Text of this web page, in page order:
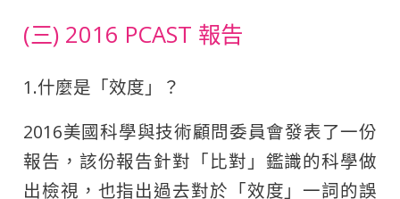
(三) 2016 PCAST 報告
1.什麼是「效度」？
2016美國科學與技術顧問委員會發表了一份
報告，該份報告針對「比對」鑑識的科學做
出檢視，也指出過去對於「效度」一詞的誤